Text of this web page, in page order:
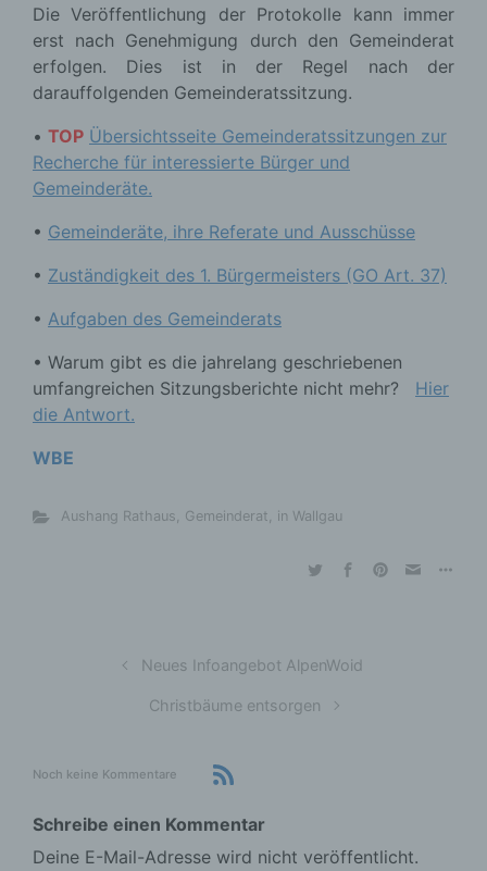
Die Veröffentlichung der Protokolle kann immer
erst nach Genehmigung durch den Gemeinderat
erfolgen. Dies ist in der Regel nach der
darauffolgenden Gemeinderatssitzung.
• TOP Übersichtsseite Gemeinderatssitzungen zur
Recherche für interessierte Bürger und
Gemeinderäte.
• Gemeinderäte, ihre Referate und Ausschüsse
• Zuständigkeit des 1. Bürgermeisters (GO Art. 37)
• Aufgaben des Gemeinderats
• Warum gibt es die jahrelang geschriebenen
umfangreichen Sitzungsberichte nicht mehr? Hier
die Antwort.
WBE
Aushang Rathaus, Gemeinderat, in Wallgau
Neues Infoangebot AlpenWoid
Christbäume entsorgen
Noch keine Kommentare
Schreibe einen Kommentar
Deine E-Mail-Adresse wird nicht veröffentlicht.